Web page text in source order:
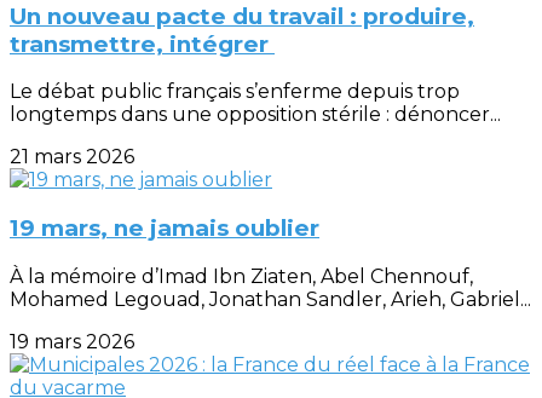
Un nouveau pacte du travail : produire,
transmettre, intégrer
Le débat public français s’enferme depuis trop
longtemps dans une opposition stérile : dénoncer...
21 mars 2026
19 mars, ne jamais oublier
À la mémoire d’Imad Ibn Ziaten, Abel Chennouf,
Mohamed Legouad, Jonathan Sandler, Arieh, Gabriel...
19 mars 2026